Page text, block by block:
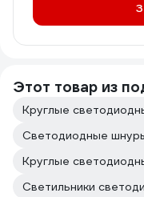
Этот товар из
Круглые
Светодиодные
Круглые
Светильники